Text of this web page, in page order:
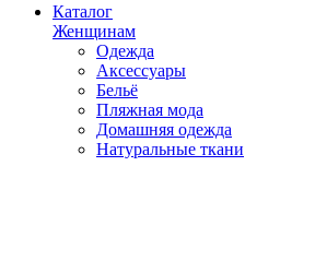
Каталог
Женщинам
Одежда
Аксессуары
Бельё
Пляжная мода
Домашняя одежда
Натуральные ткани